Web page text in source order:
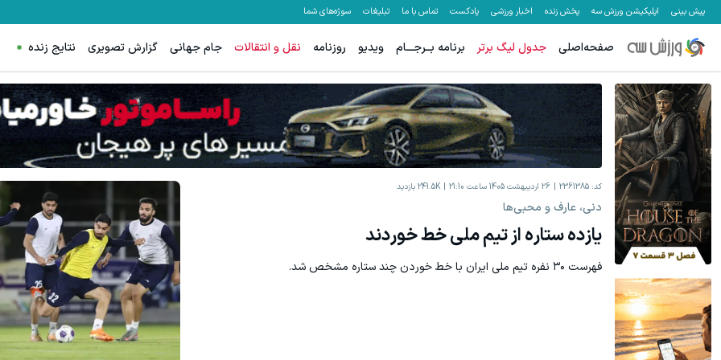
پیش بینی اپلیکیشن ورزش سه پخش زنده اخبار ورزشی پادکست تماس با ما تبلیغات سوژه‌های شما
صفحه‌اصلی جدول لیگ برتر برنامه بــرجـــام ویدیو روزنامه نقل و انتقالات جام جهانی گزارش تصویری نتایج زنده
کد: 2361385 26 اردیبهشت 1405 ساعت 21:10 241.5K بازدید
دنی، عارف و محبی‌ها
یازده ستاره از تیم ملی خط خوردند
فهرست ۳۰ نفره تیم ملی ایران با خط خوردن چند ستاره مشخص شد.